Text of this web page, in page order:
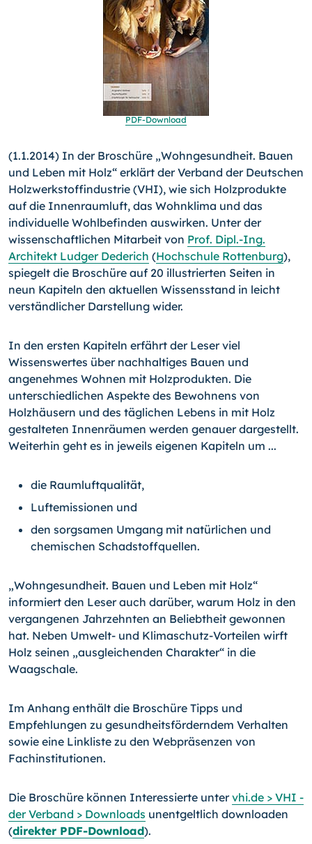
PDF-Download
(1.1.2014) In der Broschüre „Wohngesundheit. Bauen
und Leben mit Holz“ erklärt der Verband der Deutschen
Holzwerk­stoffindustrie (VHI), wie sich Holzprodukte
auf die Innenraum­luft, das Wohnklima und das
individuelle Wohlbefinden auswir­ken. Unter der
wissenschaftlichen Mitarbeit von Prof. Dipl.-Ing.
Architekt Ludger Dederich (Hochschule Rottenburg),
spiegelt die Broschüre auf 20 illustrierten Seiten in
neun Kapiteln den aktuellen Wissensstand in leicht
verständlicher Darstellung wider.
In den ersten Kapiteln erfährt der Leser viel
Wissenswertes über nachhaltiges Bauen und
angenehmes Wohnen mit Holz­produkten. Die
unterschiedlichen Aspekte des Bewohnens von
Holzhäusern und des täglichen Lebens in mit Holz
gestalteten Innenräumen werden genauer dargestellt.
Weiterhin geht es in jeweils eigenen Kapiteln um ...
die Raumluftqualität,
Luftemissionen und
den sorgsamen Umgang mit natürlichen und
chemischen Schadstoffquellen.
„Wohngesundheit. Bauen und Leben mit Holz“
informiert den Leser auch darüber, wa­rum Holz in den
vergangenen Jahrzehnten an Beliebtheit gewonnen
hat. Neben Um­welt- und Klimaschutz-Vorteilen wirft
Holz seinen „ausgleichenden Charakter“ in die
Waagschale.
Im Anhang enthält die Broschüre Tipps und
Empfehlungen zu gesundheitsförderndem Verhalten
sowie eine Linkliste zu den Webpräsenzen von
Fachinstitutionen.
Die Broschüre können Interessierte untervhi.de > VHI -
der Verband > Downloads unentgeltlich downloaden
(direkter PDF-Download).